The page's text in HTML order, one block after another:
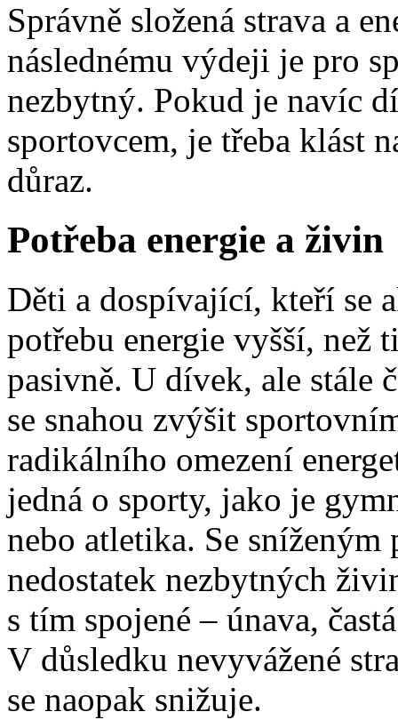
Správně složená strava a
následnému výdeji je pro
nezbytný. Pokud je navíc
sportovcem, je třeba klást
důraz.
Potřeba energie a živin
Děti a dospívající, kteří se
potřebu energie vyšší, než
pasivně. U dívek, ale stále
se snahou zvýšit
radikálního omezení
jedná o sporty, jako je
nebo atletika. Se
nedostatek nezbytných
s tím spojené – únava,
V důsledku nevyvážené
se naopak snižuje.